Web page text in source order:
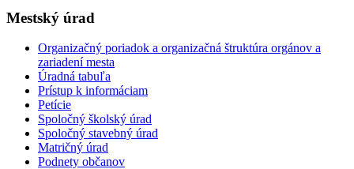
Mestský úrad
Organizačný poriadok a organizačná štruktúra orgánov a
zariadení mesta
Úradná tabuľa
Prístup k informáciam
Petície
Spoločný školský úrad
Spoločný stavebný úrad
Matričný úrad
Podnety občanov